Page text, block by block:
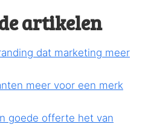
artikelen
dat marketing meer
meer voor een merk
goede offerte het van